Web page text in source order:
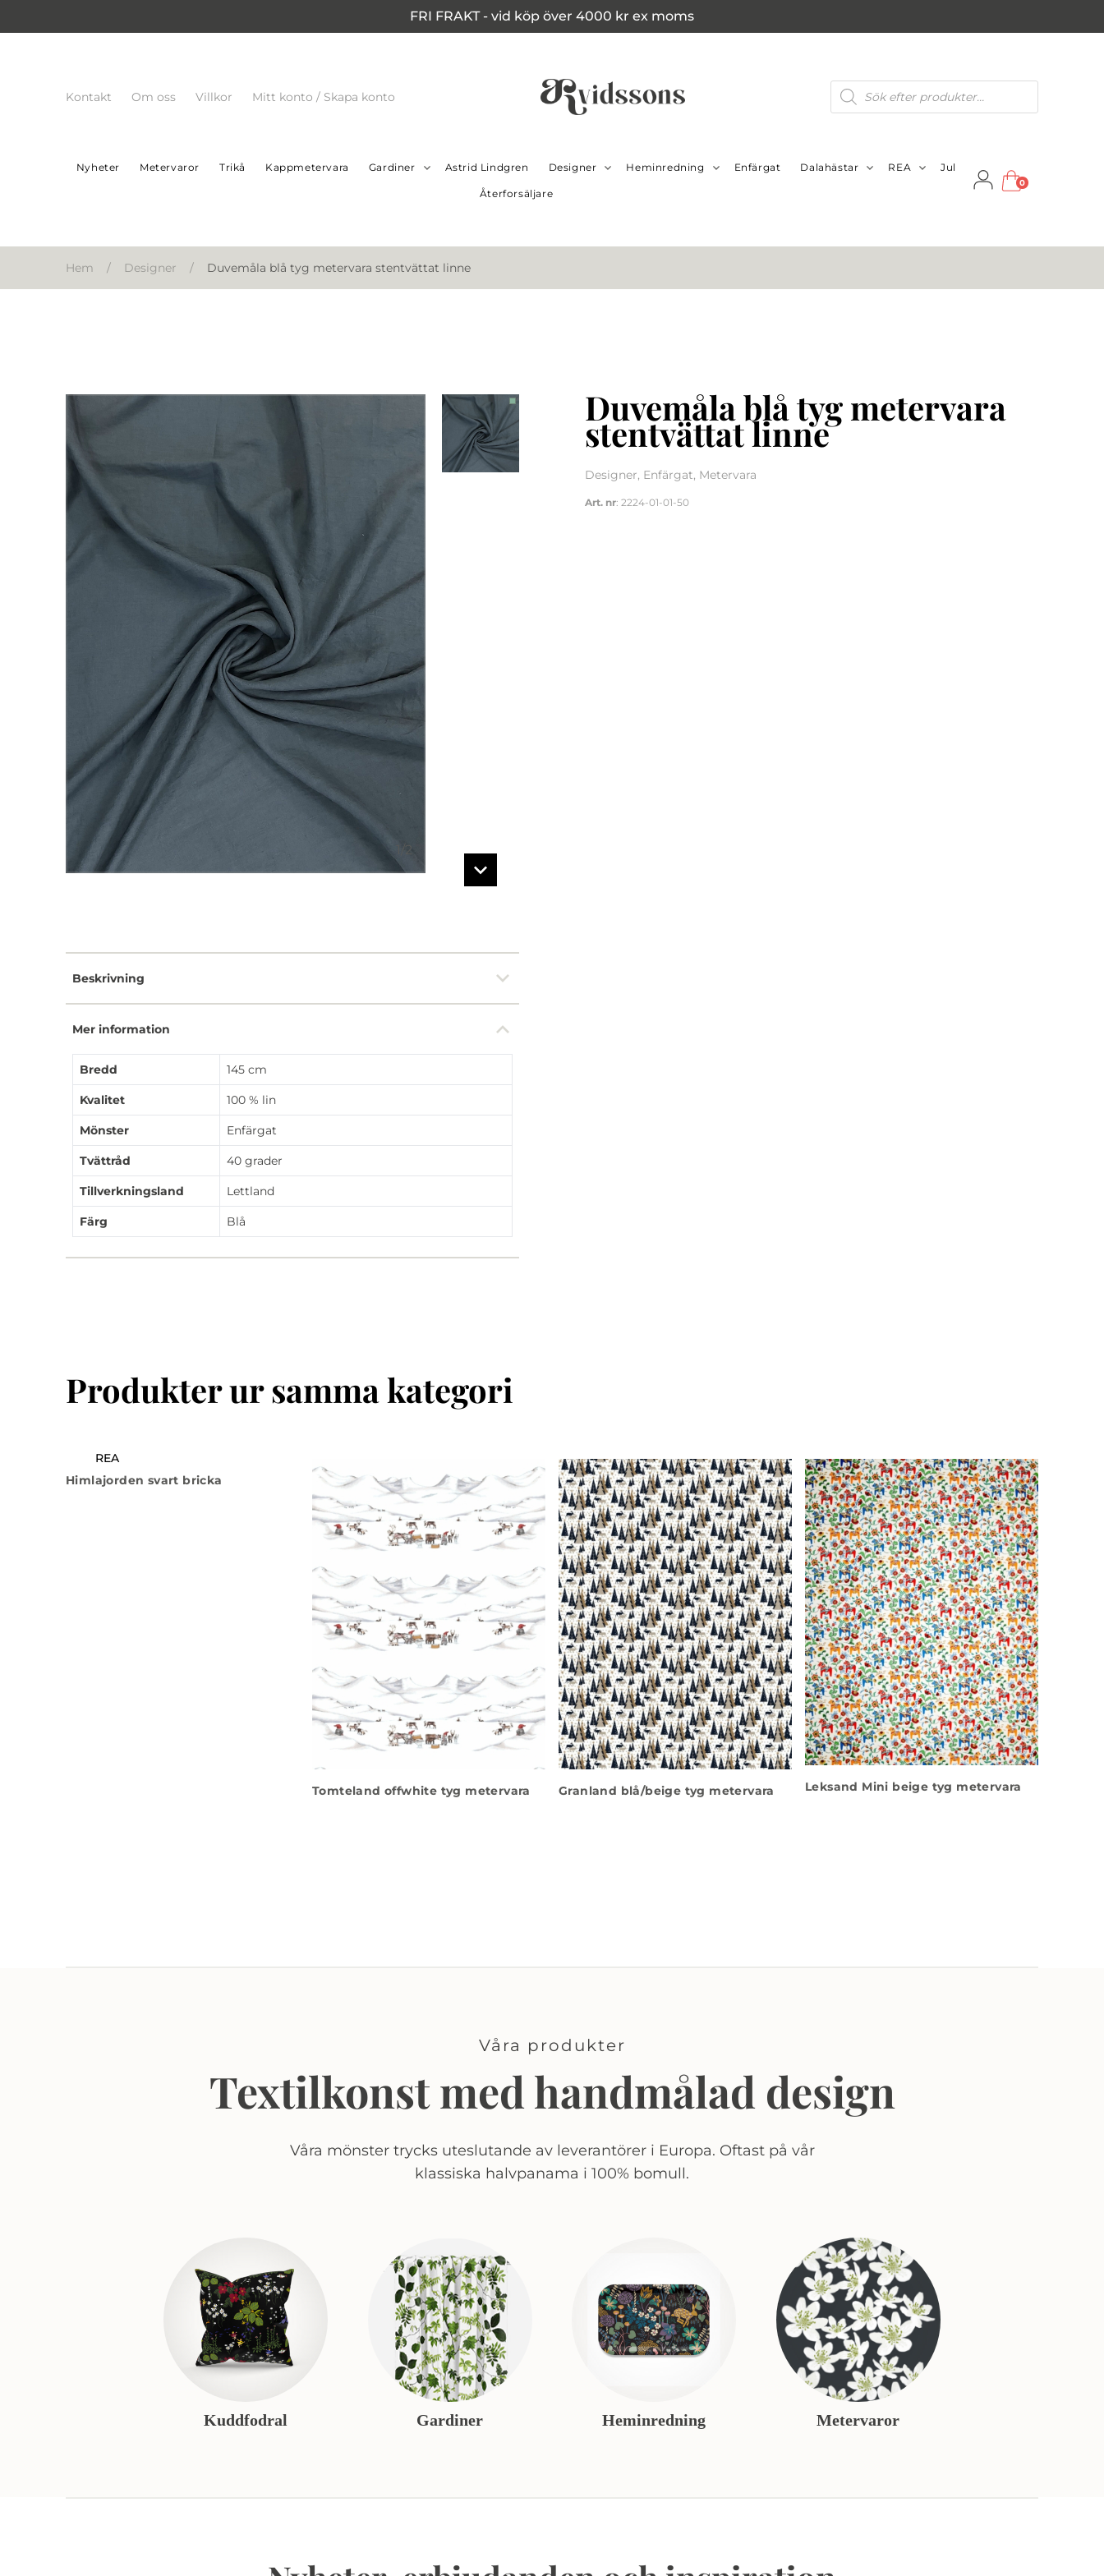
FRI FRAKT - vid köp över 4000 kr ex moms
Kontakt Om oss Villkor Mitt konto / Skapa konto
Produktsökning
Nyheter Metervaror Trikå Kappmetervara Gardiner Astrid Lindgren Designer Heminredning Enfärgat Dalahästar REA Jul
Återforsäljare
0
Hem / Designer / Duvemåla blå tyg metervara stentvättat linne
/2
Duvemåla blå tyg metervara
stentvättat linne
Designer, Enfärgat, Metervara
Art. nr: 2224-01-01-50
Beskrivning
Mer information
Bredd 145 cm
Kvalitet 100 % lin
Mönster Enfärgat
Tvättråd 40 grader
Tillverkningsland Lettland
Färg Blå
Produkter ur samma kategori
REA
Himlajorden svart bricka
Tomteland offwhite tyg metervara Granland blå/beige tyg metervara Leksand Mini beige tyg metervara
Våra produkter
Textilkonst med handmålad design
Våra mönster trycks uteslutande av leverantörer i Europa. Oftast på vår
klassiska halvpanama i 100% bomull.
Kuddfodral Gardiner Heminredning Metervaror